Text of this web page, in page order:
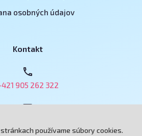
osobných údajov
Kontakt
905 262 322
používame súbory cookies.